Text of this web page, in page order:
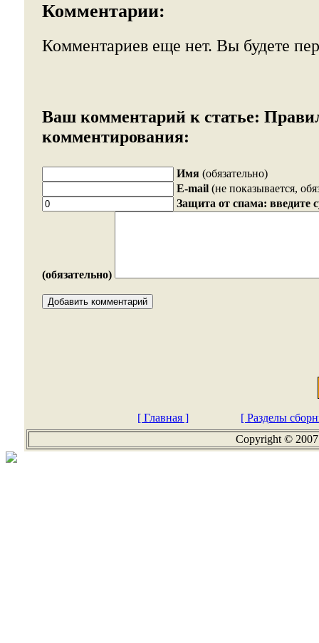
Комментарии:
Комментариев еще нет. Вы будете
Ваш комментарий к статье:
комментирования:
Имя (обязательно)
E-mail (не показывается,
Защита от спама: введите
(обязательно)
[ Главная ]
[ Разделы
Copyright ©